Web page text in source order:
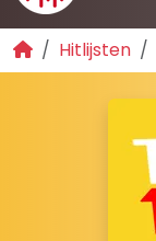
Hitlijsten